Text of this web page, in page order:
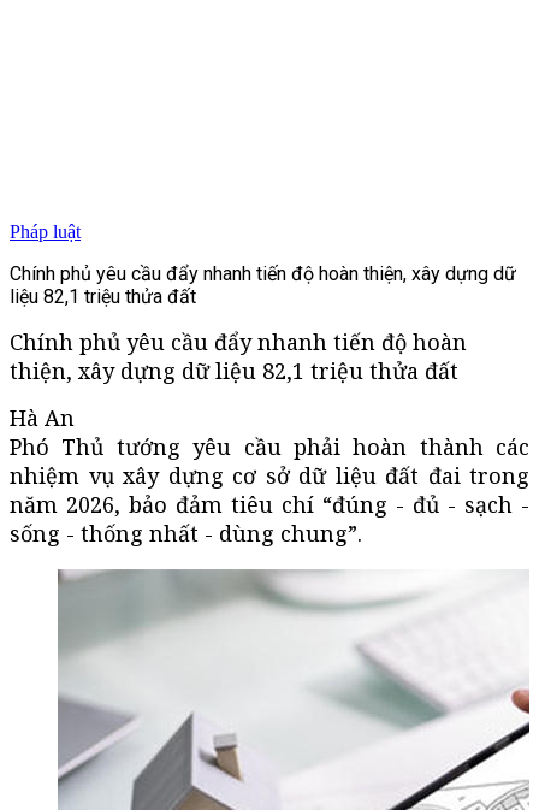
Pháp luật
Chính phủ yêu cầu đẩy nhanh tiến độ hoàn thiện, xây dựng dữ
liệu 82,1 triệu thửa đất
Chính phủ yêu cầu đẩy nhanh tiến độ hoàn
thiện, xây dựng dữ liệu 82,1 triệu thửa đất
Hà An
Phó Thủ tướng yêu cầu phải hoàn thành các
nhiệm vụ xây dựng cơ sở dữ liệu đất đai trong
năm 2026, bảo đảm tiêu chí “đúng - đủ - sạch -
sống - thống nhất - dùng chung”.